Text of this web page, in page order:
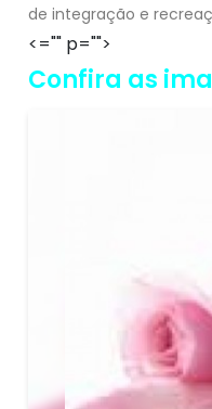
de integração e
<="" p="">
Confira as